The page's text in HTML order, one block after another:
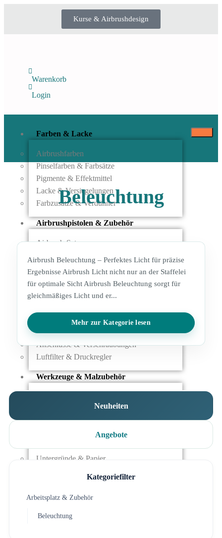
Kurse & Airbrushdesign
Warenkorb
Login
Farben & Lacke
Airbrushfarben
Pinselfarben & Farbsätze
Pigmente & Effektmittel
Lacke & Versiegelungen
Farbzusätze & Verdünner
Airbrushpistolen & Zubehör
Airbrush-Sets
Düsen & Nadeln
Ersatzteile & Tuning
Kompressoren & Lufttechnik
Kompressoren
Schläuche & Kupplungen
Anschlüsse & Verschraubungen
Luftfilter & Druckregler
Werkzeuge & Malzubehör
Pinstriping & Linienführung
Radierer & Schneidewerkzeuge
Untergründe & Papier
Oberflächenvorbereitung & Bearbeitung
Spachtelmasse & Sprühspachtel
Beleuchtung
Airbrush Beleuchtung – Perfektes Licht für präzise
Ergebnisse Airbrush Licht nicht nur an der Staffelei
für optimale Sicht Airbrush Beleuchtung sorgt für
gleichmäßiges Licht und er...
Mehr zur Kategorie lesen
Neuheiten
Angebote
Kategoriefilter
Arbeitsplatz & Zubehör
Beleuchtung